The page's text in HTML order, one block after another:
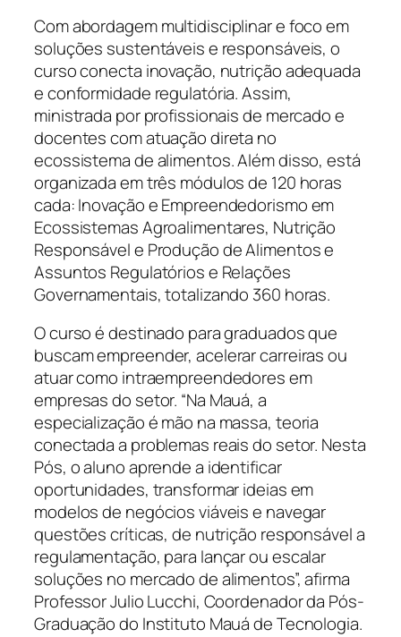
Com abordagem multidisciplinar e foco em
soluções sustentáveis e responsáveis, o
curso conecta inovação, nutrição adequada
e conformidade regulatória. Assim,
ministrada por profissionais de mercado e
docentes com atuação direta no
ecossistema de alimentos. Além disso, está
organizada em três módulos de 120 horas
cada: Inovação e Empreendedorismo em
Ecossistemas Agroalimentares, Nutrição
Responsável e Produção de Alimentos e
Assuntos Regulatórios e Relações
Governamentais, totalizando 360 horas.
O curso é destinado para graduados que
buscam empreender, acelerar carreiras ou
atuar como intraempreendedores em
empresas do setor. “Na Mauá, a
especialização é mão na massa, teoria
conectada a problemas reais do setor. Nesta
Pós, o aluno aprende a identificar
oportunidades, transformar ideias em
modelos de negócios viáveis e navegar
questões críticas, de nutrição responsável a
regulamentação, para lançar ou escalar
soluções no mercado de alimentos”, afirma
Professor Julio Lucchi, Coordenador da Pós-
Graduação do Instituto Mauá de Tecnologia.